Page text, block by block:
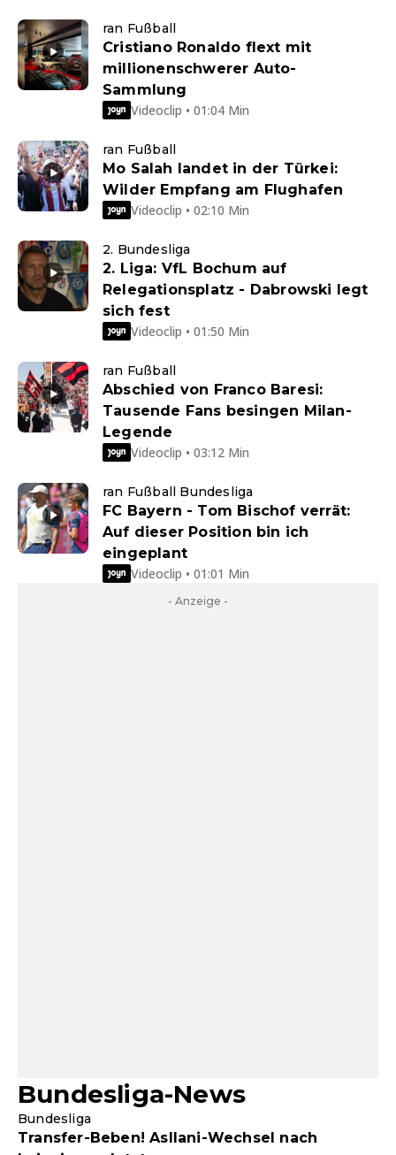
ran Fußball
Cristiano Ronaldo flext mit
millionenschwerer Auto-
Sammlung
Videoclip • 01:04 Min
ran Fußball
Mo Salah landet in der Türkei:
Wilder Empfang am Flughafen
Videoclip • 02:10 Min
2. Bundesliga
2. Liga: VfL Bochum auf
Relegationsplatz - Dabrowski legt
sich fest
Videoclip • 01:50 Min
ran Fußball
Abschied von Franco Baresi:
Tausende Fans besingen Milan-
Legende
Videoclip • 03:12 Min
ran Fußball Bundesliga
FC Bayern - Tom Bischof verrät:
Auf dieser Position bin ich
eingeplant
Videoclip • 01:01 Min
- Anzeige -
Bundesliga-News
Bundesliga
Transfer-Beben! Asllani-Wechsel nach